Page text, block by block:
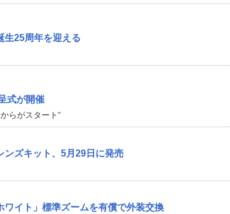
生25周年を迎える
式が開催
らがスタート”
ンズキット、5月29日に発売
イト」標準ズームを有償で外装交換